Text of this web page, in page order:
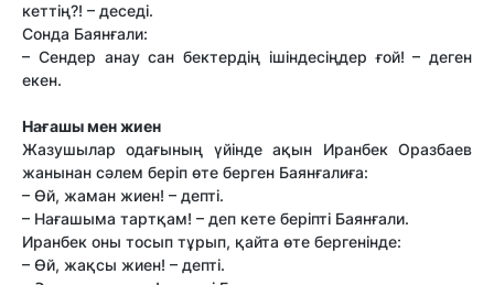
кеттің?! – деседі.
Сонда Баянғали:
– Сендер анау сан бектердің ішіндесіңдер ғой! – деген
екен.
Нағашы мен жиен
Жазушылар одағының үйінде ақын Иранбек Оразбаев
жанынан сәлем беріп өте берген Баянғалиға:
– Өй, жаман жиен! – депті.
– Нағашыма тартқам! – деп кете беріпті Баянғали.
Иранбек оны тосып тұрып, қайта өте бергенінде:
– Өй, жақсы жиен! – депті.